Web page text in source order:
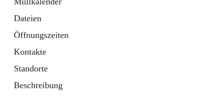
Dateien
Öffnungszeiten
Kontakte
Standorte
Beschreibung